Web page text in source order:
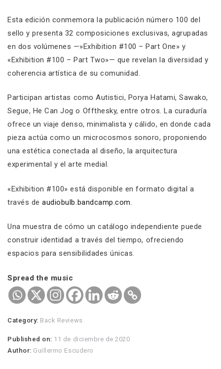
Esta edición conmemora la publicación número 100 del
sello y presenta 32 composiciones exclusivas, agrupadas
en dos volúmenes —»Exhibition #100 – Part One» y
«Exhibition #100 – Part Two»— que revelan la diversidad y
coherencia artística de su comunidad.
Participan artistas como Autistici, Porya Hatami, Sawako,
Segue, He Can Jog o Offthesky, entre otros. La curaduría
ofrece un viaje denso, minimalista y cálido, en donde cada
pieza actúa como un microcosmos sonoro, proponiendo
una estética conectada al diseño, la arquitectura
experimental y el arte medial.
«Exhibition #100» está disponible en formato digital a
través deaudiobulb.bandcamp.com
Una muestra de cómo un catálogo independiente puede
construir identidad a través del tiempo, ofreciendo
espacios para sensibilidades únicas.
Spread the music
Category: Back Reviews
Published on: 11 de diciembre de 2020
Author: Guillermo Escudero